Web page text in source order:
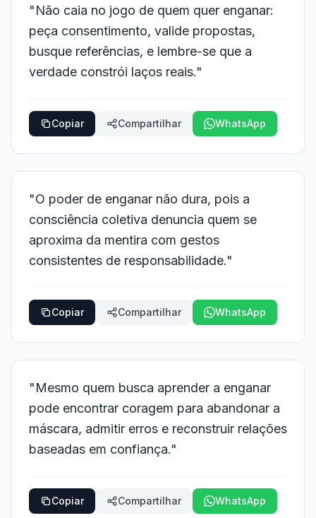
"Não caia no jogo de quem quer enganar:
peça consentimento, valide propostas,
busque referências, e lembre-se que a
verdade constrói laços reais."
Copiar Compartilhar WhatsApp
"O poder de enganar não dura, pois a
consciência coletiva denuncia quem se
aproxima da mentira com gestos
consistentes de responsabilidade."
Copiar Compartilhar WhatsApp
"Mesmo quem busca aprender a enganar
pode encontrar coragem para abandonar a
máscara, admitir erros e reconstruir relações
baseadas em confiança."
Copiar Compartilhar WhatsApp